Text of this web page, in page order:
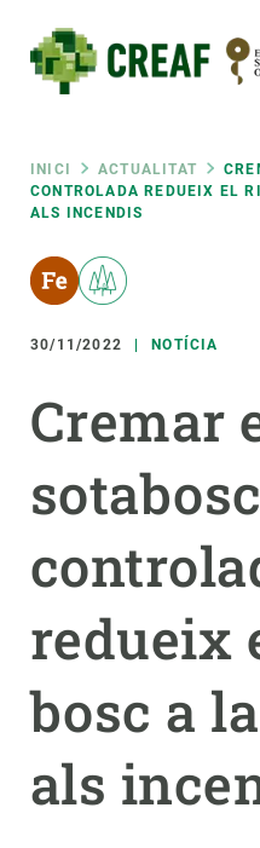
contingut
Fil
d'ariadna
INICI ACTUALITAT
CONTROLADA REDUEIX EL
ALS INCENDIS
30/11/2022 NOTÍCIA
Cremar
redueix
bosc a
als
RRSS
Featured
menu
RECERCA
CIÈNCIA EN ACCIÓ
NOTÍCIES I AGENDA